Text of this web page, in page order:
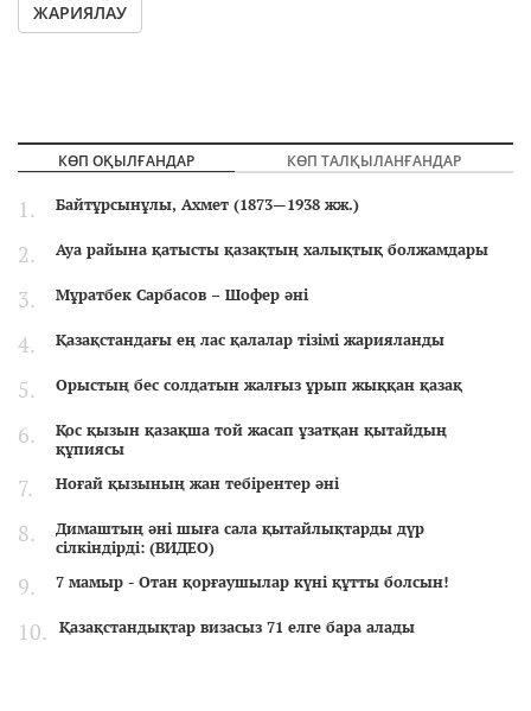
ЖАРИЯЛАУ
КӨП ОҚЫЛҒАНДАР КӨП ТАЛҚЫЛАНҒАНДАР
Байтұрсынұлы, Ахмет (1873—1938 жж.)
Ауа райына қатысты қазақтың халықтық болжамдары
Мұратбек Сарбасов – Шофер әні
Қазақстандағы ең лас қалалар тізімі жарияланды
Орыстың бес солдатын жалғыз ұрып жыққан қазақ
Қос қызын қазақша той жасап ұзатқан қытайдың
құпиясы
Ноғай қызының жан тебірентер әні
Димаштың әні шыға сала қытайлықтарды дүр
сілкіндірді: (ВИДЕО)
7 мамыр - Отан қорғаушылар күні құтты болсын!
Қазақстандықтар визасыз 71 елге бара алады